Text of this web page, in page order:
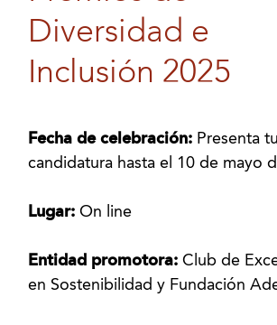
Diversidad e
Inclusión 2025
Fecha de celebración: Presenta tu
candidatura hasta el 10 de mayo
Lugar:On line
Entidad promotora:Club de
en Sostenibilidad y Fundación